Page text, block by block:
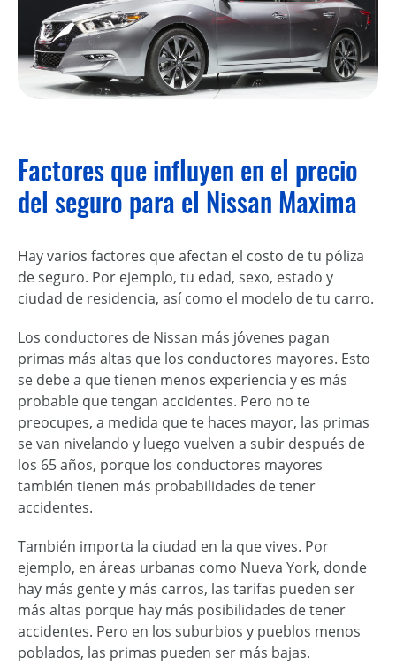
Factores que influyen en el precio
del seguro para el Nissan Maxima
Hay varios factores que afectan el costo de tu póliza
de seguro. Por ejemplo, tu edad, sexo, estado y
ciudad de residencia, así como el modelo de tu carro.
Los conductores de Nissan más jóvenes pagan
primas más altas que los conductores mayores. Esto
se debe a que tienen menos experiencia y es más
probable que tengan accidentes. Pero no te
preocupes, a medida que te haces mayor, las primas
se van nivelando y luego vuelven a subir después de
los 65 años, porque los conductores mayores
también tienen más probabilidades de tener
accidentes.
También importa la ciudad en la que vives. Por
ejemplo, en áreas urbanas como Nueva York, donde
hay más gente y más carros, las tarifas pueden ser
más altas porque hay más posibilidades de tener
accidentes. Pero en los suburbios y pueblos menos
poblados, las primas pueden ser más bajas.